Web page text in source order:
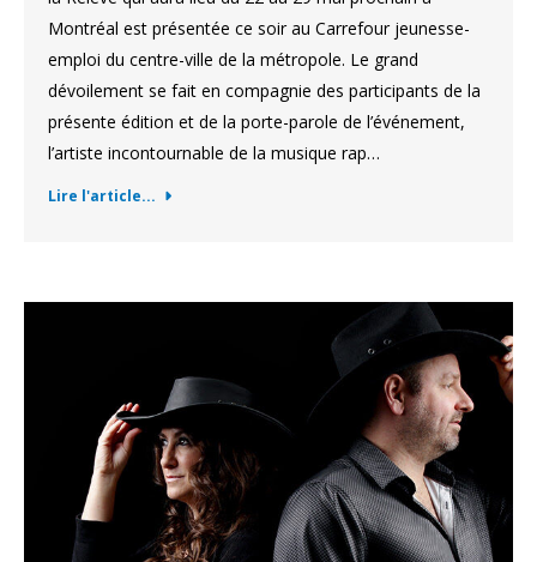
Montréal est présentée ce soir au Carrefour jeunesse-
emploi du centre-ville de la métropole. Le grand
dévoilement se fait en compagnie des participants de la
présente édition et de la porte-parole de l’événement,
l’artiste incontournable de la musique rap…
Lire l'article...